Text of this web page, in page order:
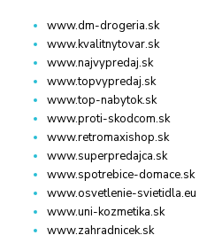
www.dm-drogeria.sk
www.kvalitnytovar.sk
www.najvypredaj.sk
www.topvypredaj.sk
www.top-nabytok.sk
www.proti-skodcom.sk
www.retromaxishop.sk
www.superpredajca.sk
www.spotrebice-domace.sk
www.osvetlenie-svietidla.eu
www.uni-kozmetika.sk
www.zahradnicek.sk